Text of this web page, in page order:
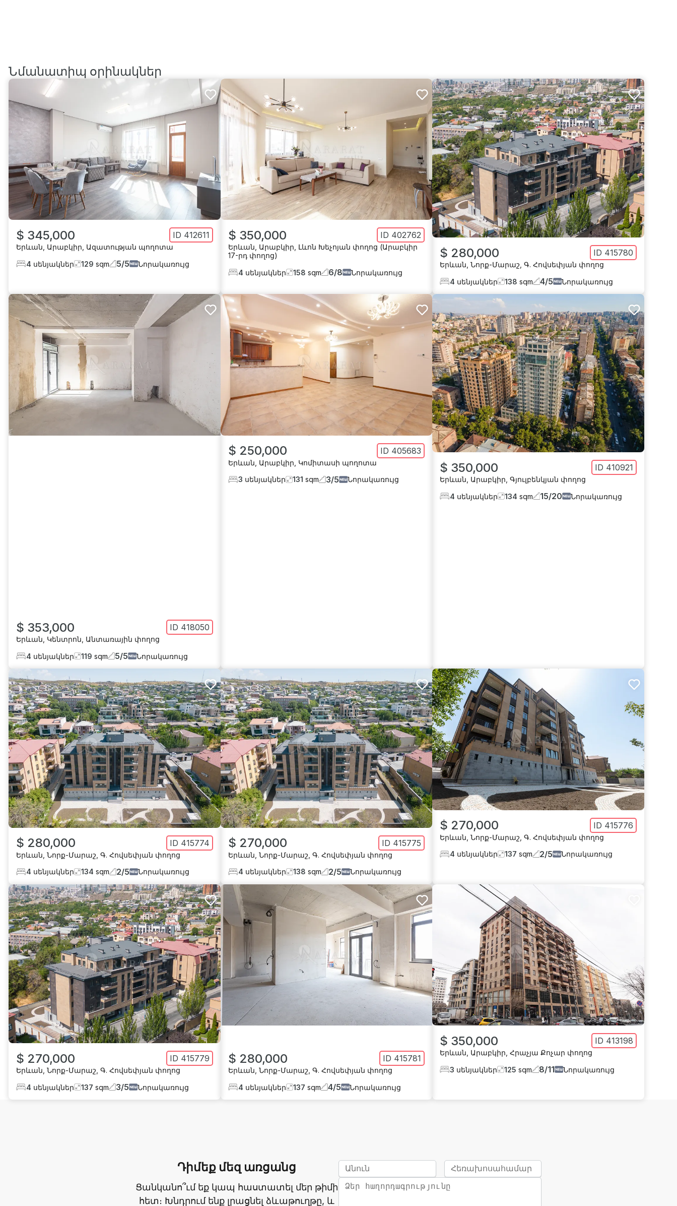
Նմանատիպ օրինակներ
$ 345,000 ID 412611
Երևան, Արաբկիր, Ազատության պողոտա
4 սենյակներ 129 sqm 5/5 Նորակառույց
$ 350,000 ID 402762
Երևան, Արաբկիր, Լևոն Խեչոյան փողոց (Արաբկիր
17-րդ փողոց)
4 սենյակներ 158 sqm 6/8 Նորակառույց
$ 280,000 ID 415780
Երևան, Նորք-Մարաշ, Գ. Հովսեփյան փողոց
4 սենյակներ 138 sqm 4/5 Նորակառույց
$ 353,000 ID 418050
Երևան Կենտրոն Անտառային փողոց
4 սենյակներ 119 sqm 5/5 Նորակառույց
$ 250,000 ID 405683
Երևան Արաբկիր Կոմիտասի պողոտա
3 սենյակներ 131 sqm 3/5 Նորակառույց
$ 350,000 ID 410921
Երևան Արաբկիր Գյուլբենկյան փողոց
4 սենյակներ 134 sqm 15/20 Նորակառույց
$ 280,000 ID 415774
Երևան Նորք-Մարաշ Գ. Հովսեփյան փողոց
4 սենյակներ 134 sqm 2/5 Նորակառույց
$ 270,000 ID 415775
Երևան Նորք-Մարաշ Գ. Հովսեփյան փողոց
4 սենյակներ 138 sqm 2/5 Նորակառույց
$ 270,000 ID 415776
Երևան Նորք-Մարաշ Գ. Հովսեփյան փողոց
4 սենյակներ 137 sqm 2/5 Նորակառույց
$ 270,000 ID 415779
Երևան Նորք-Մարաշ Գ. Հովսեփյան փողոց
4 սենյակներ 137 sqm 3/5 Նորակառույց
$ 280,000 ID 415781
Երևան Նորք-Մարաշ Գ. Հովսեփյան փողոց
4 սենյակներ 137 sqm 4/5 Նորակառույց
$ 350,000 ID 413198
Երևան Արաբկիր Հրաչյա Քոչար փողոց
3 սենյակներ 125 sqm 8/11 Նորակառույց
Դիմեք մեզ առցանց
Ցանկանո՞ւմ եք կապ հաստատել մեր թիմի
հետ։ Խնդրում ենք լրացնել ձևաթուղթը, և